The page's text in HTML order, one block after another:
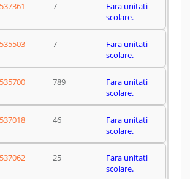
537361 7
Fara unitati
scolare.
535503 7
Fara unitati
scolare.
535700 789
Fara unitati
scolare.
537018 46
Fara unitati
scolare.
537062 25
Fara unitati
scolare.